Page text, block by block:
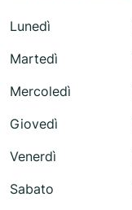
Lunedì
Martedì
Mercoledì
Giovedì
Venerdì
Sabato